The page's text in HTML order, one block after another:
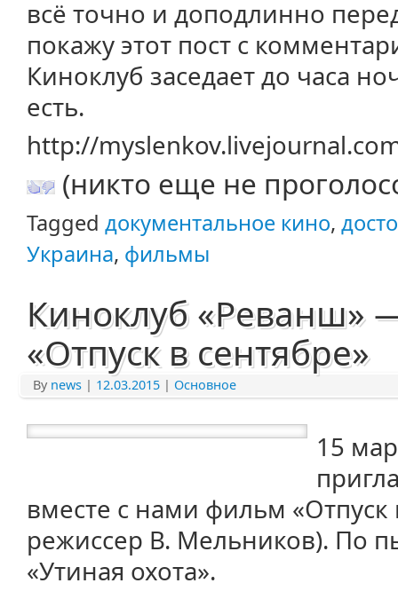
всё точно и доподлинно
покажу этот пост с
Киноклуб заседает до часа
есть.
http://
(никто еще не
Tagged документальное кино,
Украина, фильмы
Киноклуб «Реванш»
«Отпуск в сентябре»
By news | 12.03.2015 | Основное
15
вместе с нами фильм «Отпуск
режиссер В. Мельников). По
«Утиная охота».